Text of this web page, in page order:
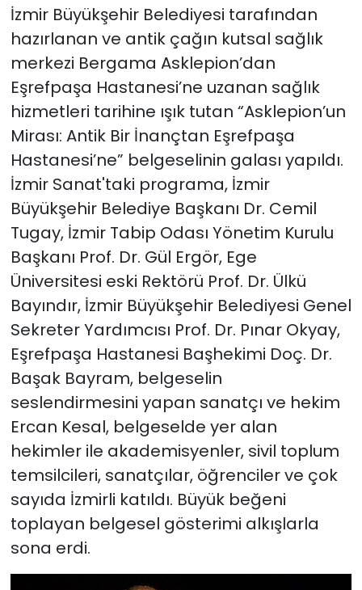
İzmir Büyükşehir Belediyesi tarafından
hazırlanan ve antik çağın kutsal sağlık
merkezi Bergama Asklepion’dan
Eşrefpaşa Hastanesi’ne uzanan sağlık
hizmetleri tarihine ışık tutan “Asklepion’un
Mirası: Antik Bir İnançtan Eşrefpaşa
Hastanesi’ne” belgeselinin galası yapıldı.
İzmir Sanat'taki programa, İzmir
Büyükşehir Belediye Başkanı Dr. Cemil
Tugay, İzmir Tabip Odası Yönetim Kurulu
Başkanı Prof. Dr. Gül Ergör, Ege
Üniversitesi eski Rektörü Prof. Dr. Ülkü
Bayındır, İzmir Büyükşehir Belediyesi Genel
Sekreter Yardımcısı Prof. Dr. Pınar Okyay,
Eşrefpaşa Hastanesi Başhekimi Doç. Dr.
Başak Bayram, belgeselin
seslendirmesini yapan sanatçı ve hekim
Ercan Kesal, belgeselde yer alan
hekimler ile akademisyenler, sivil toplum
temsilcileri, sanatçılar, öğrenciler ve çok
sayıda İzmirli katıldı. Büyük beğeni
toplayan belgesel gösterimi alkışlarla
sona erdi.
YEREL POLİTİKA
YEREL YÖNETİMLER
Yurt